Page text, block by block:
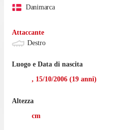
Danimarca
Attaccante
Destro
Luogo e Data di nascita
, 15/10/2006 (19 anni)
Altezza
cm